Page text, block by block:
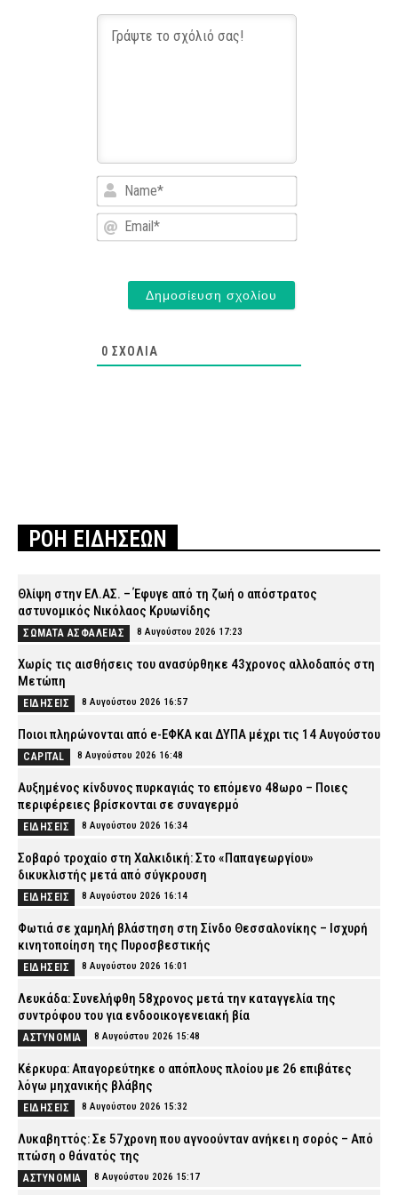
Name*
Email*
0 ΣΧΌΛΙΑ
ΡΟΗ ΕΙΔΗΣΕΩΝ
Θλίψη στην ΕΛ.ΑΣ. – Έφυγε από τη ζωή ο απόστρατος
αστυνομικός Νικόλαος Κρυωνίδης
ΣΩΜΑΤΑ ΑΣΦΑΛΕΙΑΣ 8 Αυγούστου 2026 17:23
Χωρίς τις αισθήσεις του ανασύρθηκε 43χρονος αλλοδαπός στη
Μετώπη
ΕΙΔΗΣΕΙΣ 8 Αυγούστου 2026 16:57
Ποιοι πληρώνονται από e-ΕΦΚΑ και ΔΥΠΑ μέχρι τις 14 Αυγούστου
CAPITAL 8 Αυγούστου 2026 16:48
Αυξημένος κίνδυνος πυρκαγιάς το επόμενο 48ωρο – Ποιες
περιφέρειες βρίσκονται σε συναγερμό
ΕΙΔΗΣΕΙΣ 8 Αυγούστου 2026 16:34
Σοβαρό τροχαίο στη Χαλκιδική: Στο «Παπαγεωργίου»
δικυκλιστής μετά από σύγκρουση
ΕΙΔΗΣΕΙΣ 8 Αυγούστου 2026 16:14
Φωτιά σε χαμηλή βλάστηση στη Σίνδο Θεσσαλονίκης – Ισχυρή
κινητοποίηση της Πυροσβεστικής
ΕΙΔΗΣΕΙΣ 8 Αυγούστου 2026 16:01
Λευκάδα: Συνελήφθη 58χρονος μετά την καταγγελία της
συντρόφου του για ενδοοικογενειακή βία
ΑΣΤΥΝΟΜΙΑ 8 Αυγούστου 2026 15:48
Κέρκυρα: Απαγορεύτηκε ο απόπλους πλοίου με 26 επιβάτες
λόγω μηχανικής βλάβης
ΕΙΔΗΣΕΙΣ 8 Αυγούστου 2026 15:32
Λυκαβηττός: Σε 57χρονη που αγνοούνταν ανήκει η σορός – Από
πτώση ο θάνατός της
ΑΣΤΥΝΟΜΙΑ 8 Αυγούστου 2026 15:17